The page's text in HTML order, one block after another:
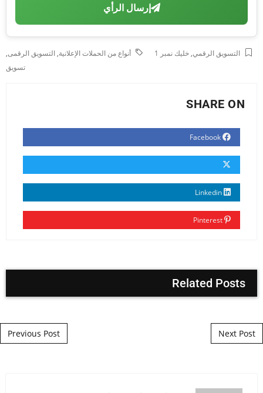
إرسال الرأي
التسويق الرقمي, خليك نمبر 1 أنواع من الحملات الإعلانية, التسويق الرقمى,
تسويق
SHARE ON
Related Posts
Post navigation
Previous Post Next Post